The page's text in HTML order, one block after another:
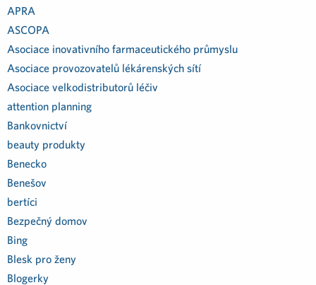
APRA
ASCOPA
Asociace inovativního farmaceutického průmyslu
Asociace provozovatelů lékárenských sítí
Asociace velkodistributorů léčiv
attention planning
Bankovnictví
beauty produkty
Benecko
Benešov
bertíci
Bezpečný domov
Bing
Blesk pro ženy
Blogerky